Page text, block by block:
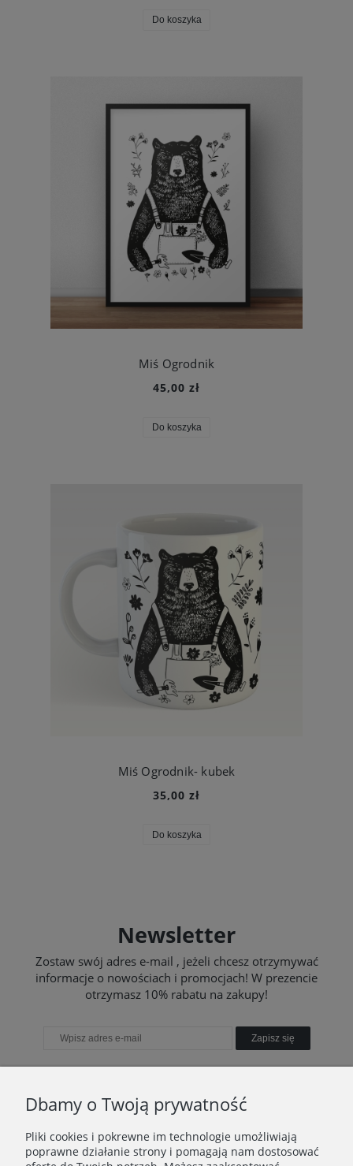
Do koszyka
Miś Ogrodnik
45,00 zł
Do koszyka
Miś Ogrodnik- kubek
35,00 zł
Do koszyka
Newsletter
Zostaw swój adres e-mail , jeżeli chcesz otrzymywać
informacje o nowościach i promocjach! W prezencie
otrzymasz 10% rabatu na zakupy!
Zapisz się
TO WAŻNE
Dbamy o Twoją prywatność
Pliki cookies i pokrewne im technologie umożliwiają
poprawne działanie strony i pomagają nam dostosować